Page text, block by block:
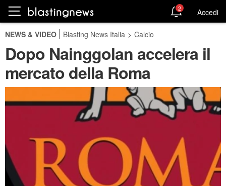
2 Accedi
NEWS & VIDEO Blasting News Italia > Calcio
Dopo Nainggolan accelera il
mercato della Roma